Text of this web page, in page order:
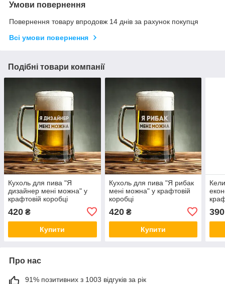
Умови повернення
Повернення товару впродовж 14 днів за рахунок покупця
Всі умови повернення
Подібні товари компанії
Кухоль для пива "Я
дизайнер мені можна" у
крафтовій коробці
420 ₴
Купити
Кухоль для пива "Я рибак
мені можна" у крафтовій
коробці
420₴
Купити
390
Про нас
91% позитивних з 1003 відгуків за рік